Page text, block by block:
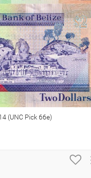
(UNC Pick 66e)